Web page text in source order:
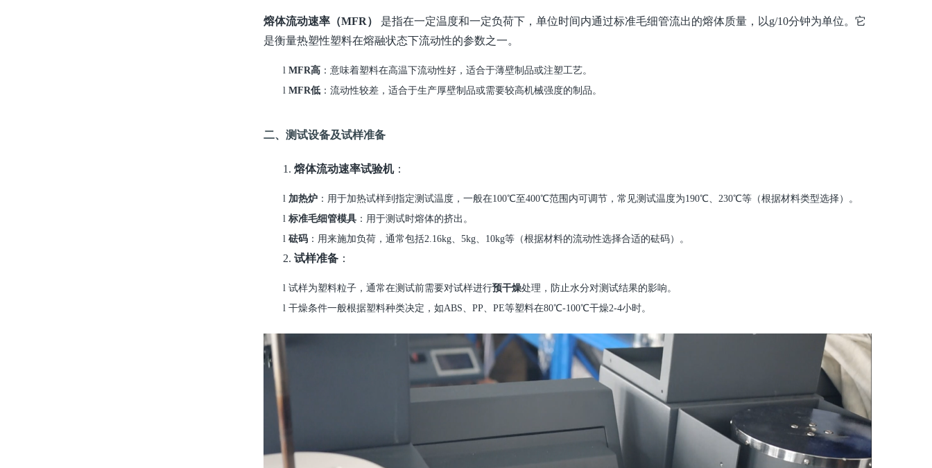
熔体流动速率（MFR） 是指在一定温度和一定负荷下，单位时间内通过标准毛细管流出的熔体质量，以g/10分钟为单位。它
是衡量热塑性塑料在熔融状态下流动性的参数之一。
l MFR高：意味着塑料在高温下流动性好，适合于薄壁制品或注塑工艺。
l MFR低：流动性较差，适合于生产厚壁制品或需要较高机械强度的制品。
二、测试设备及试样准备
1. 熔体流动速率试验机：
l 加热炉：用于加热试样到指定测试温度，一般在100℃至400℃范围内可调节，常见测试温度为190℃、230℃等（根据材料类型选择）。
l 标准毛细管模具：用于测试时熔体的挤出。
l 砝码：用来施加负荷，通常包括2.16kg、5kg、10kg等（根据材料的流动性选择合适的砝码）。
2. 试样准备：
l 试样为塑料粒子，通常在测试前需要对试样进行预干燥处理，防止水分对测试结果的影响。
l 干燥条件一般根据塑料种类决定，如ABS、PP、PE等塑料在80℃-100℃干燥2-4小时。